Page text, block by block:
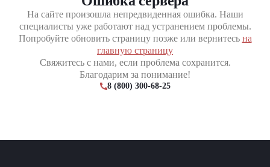
На сайте произошла непредвиденная ошибка. Наши
специалисты уже работают над устранением проблемы.
Попробуйте обновить страницу позже или вернитесь на
главную страницу
Свяжитесь с нами, если проблема сохранится.
Благодарим за понимание!
8 (800) 300-68-25